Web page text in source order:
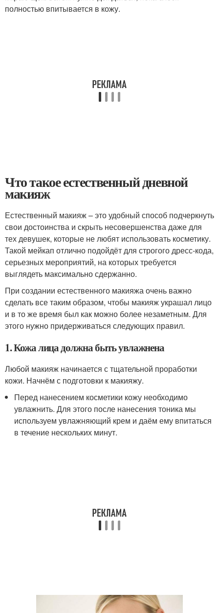
полностью впитывается в кожу.
Что такое естественный дневной
макияж
Естественный макияж – это удобный способ подчеркнуть
свои достоинства и скрыть несовершенства даже для
тех девушек, которые не любят использовать косметику.
Такой мейкап отлично подойдёт для строгого дресс-кода,
серьезных мероприятий, на которых требуется
выглядеть максимально сдержанно.
При создании естественного макияжа очень важно
сделать все таким образом, чтобы макияж украшал лицо
и в то же время был как можно более незаметным. Для
этого нужно придерживаться следующих правил.
1. Кожа лица должна быть увлажнена
Любой макияж начинается с тщательной проработки
кожи. Начнём с подготовки к макияжу.
Перед нанесением косметики кожу необходимо
увлажнить. Для этого после нанесения тоника мы
используем увлажняющий крем и даём ему впитаться
в течение нескольких минут.